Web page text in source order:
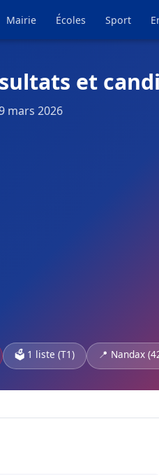
Mairie Écoles Sport
et
mars 2026
🗳️ 1 liste (T1) 📍 Nandax